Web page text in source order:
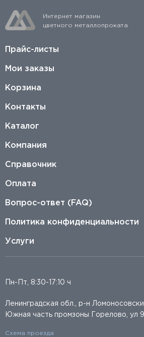
Интернет магазин
цветного металлопроката
Прайс-листы
Мои заказы
Корзина
Контакты
Каталог
Компания
Справочник
Оплата
Вопрос-ответ (FAQ)
Политика конфиденциальности
Услуги
Пн-Пт, 8:30-17:10 ч
Ленинградская обл., р-н
Южная часть промзоны Горелово, ул
Схема проезда